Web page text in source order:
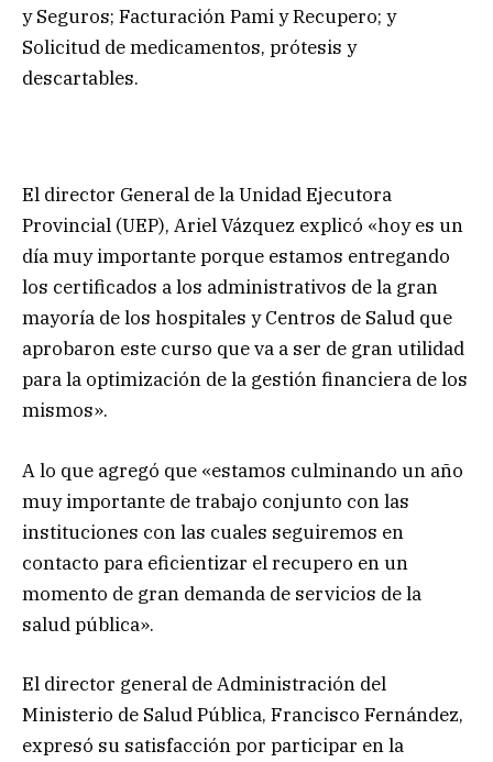
y Seguros; Facturación Pami y Recupero; y
Solicitud de medicamentos, prótesis y
descartables.
El director General de la Unidad Ejecutora
Provincial (UEP), Ariel Vázquez explicó «hoy es un
día muy importante porque estamos entregando
los certificados a los administrativos de la gran
mayoría de los hospitales y Centros de Salud que
aprobaron este curso que va a ser de gran utilidad
para la optimización de la gestión financiera de los
mismos».
A lo que agregó que «estamos culminando un año
muy importante de trabajo conjunto con las
instituciones con las cuales seguiremos en
contacto para eficientizar el recupero en un
momento de gran demanda de servicios de la
salud pública».
El director general de Administración del
Ministerio de Salud Pública, Francisco Fernández,
expresó su satisfacción por participar en la